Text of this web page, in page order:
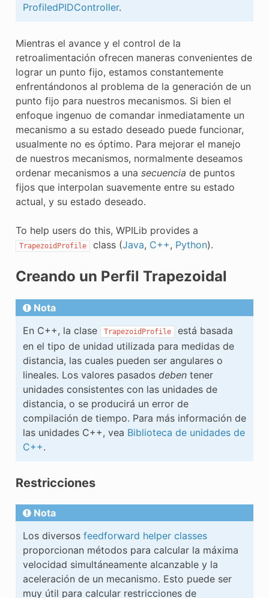
ProfiledPIDController.
Mientras el avance y el control de la
retroalimentación ofrecen maneras convenientes de
lograr un punto fijo, estamos constantemente
enfrentándonos al problema de la generación de un
punto fijo para nuestros mecanismos. Si bien el
enfoque ingenuo de comandar inmediatamente un
mecanismo a su estado deseado puede funcionar,
usualmente no es óptimo. Para mejorar el manejo
de nuestros mecanismos, normalmente deseamos
ordenar mecanismos a una secuencia de puntos
fijos que interpolan suavemente entre su estado
actual, y su estado deseado.
To help users do this, WPILib provides a
TrapezoidProfile class (Java, C++, Python).
Creando un Perfil Trapezoidal
Nota
En C++, la clase
TrapezoidProfile
está basada
en el tipo de unidad utilizada para medidas de
distancia, las cuales pueden ser angulares o
lineales. Los valores pasados debentener
unidades consistentes con las unidades de
distancia, o se producirá un error de
compilación de tiempo. Para más información de
las unidades C++, vea Biblioteca de unidades de
C++.
Restricciones
Nota
Los diversos feedforward helper classes
proporcionan métodos para calcular la máxima
velocidad simultáneamente alcanzable y la
aceleración de un mecanismo. Esto puede ser
muy útil para calcular restricciones de